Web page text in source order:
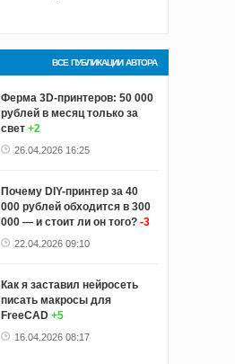
ВСЕ ПУБЛИКАЦИИ АВТОРА
Ферма 3D-принтеров: 50 000
рублей в месяц только за
свет +2
26.04.2026 16:25
Почему DIY-принтер за 40
000 рублей обходится в 300
000 — и стоит ли он того? -3
22.04.2026 09:10
Как я заставил нейросеть
писать макросы для
FreeCAD +5
16.04.2026 08:17